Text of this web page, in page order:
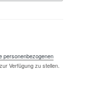
personenbezogenen
Verfügung zu stellen.